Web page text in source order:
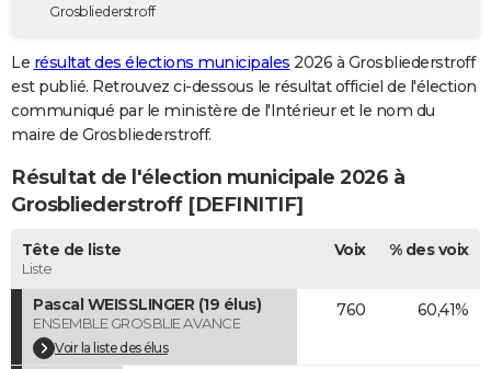
Destinations
City break
Voyage nature
Voyage de noces
Forum
GUIDES D'ACHAT
BONS PLANS
Carte de Noël
Carte Bonne année
Carte Saint-Valentin
Carte Pâques
Carte d'anniversaire
DICTIONNAIRE
Dictionnaire
Biographies
Citations
Expressions
Proverbes
PROGRAMME TV
COPAINS D'AVANT
S'inscrire
Se connecter
Lycées
Collèges
Primaires
Universités
Entreprises
Service militaire
Avis de recherche
AVIS DE DÉCÈS
Grosbliederstroff
Le résultat des élections municipales 2026 à Grosbliederstroff
est publié. Retrouvez ci-dessous le résultat officiel de l'élection
communiqué par le ministère de l'Intérieur et le nom du
maire de Grosbliederstroff.
Résultat de l'élection municipale 2026 à
Grosbliederstroff [DEFINITIF]
Tête de liste
Liste
Voix % des voix
Pascal WEISSLINGER (19 élus)
ENSEMBLE GROSBLIE AVANCE
Voir la liste des élus
760 60,41%